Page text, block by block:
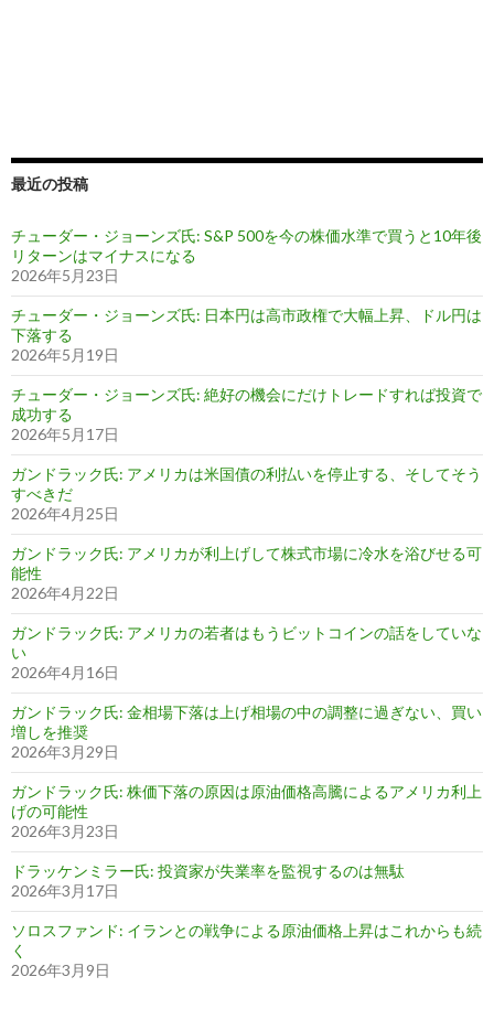
最近の投稿
チューダー・ジョーンズ氏: S&P 500を今の株価水準で買うと10年後
リターンはマイナスになる
2026年5月23日
チューダー・ジョーンズ氏: 日本円は高市政権で大幅上昇、ドル円は
下落する
2026年5月19日
チューダー・ジョーンズ氏: 絶好の機会にだけトレードすれば投資で
成功する
2026年5月17日
ガンドラック氏: アメリカは米国債の利払いを停止する、そしてそう
すべきだ
2026年4月25日
ガンドラック氏: アメリカが利上げして株式市場に冷水を浴びせる可
能性
2026年4月22日
ガンドラック氏: アメリカの若者はもうビットコインの話をしていな
い
2026年4月16日
ガンドラック氏: 金相場下落は上げ相場の中の調整に過ぎない、買い
増しを推奨
2026年3月29日
ガンドラック氏: 株価下落の原因は原油価格高騰によるアメリカ利上
げの可能性
2026年3月23日
ドラッケンミラー氏: 投資家が失業率を監視するのは無駄
2026年3月17日
ソロスファンド: イランとの戦争による原油価格上昇はこれからも続
く
2026年3月9日